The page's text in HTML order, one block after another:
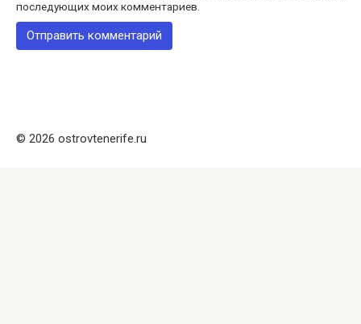
последующих моих комментариев.
© 2026 ostrovtenerife.ru